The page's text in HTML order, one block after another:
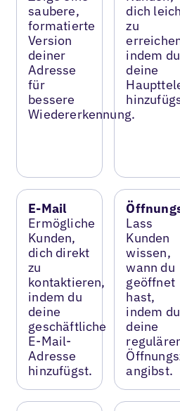
saubere,
formatierte
Version
deiner
Adresse
für
bessere
Wiedererkennung.
dich
zu
indem du
deine
E-Mail
Ermögliche
Kunden,
dich direkt
zu
kontaktieren,
indem du
deine
geschäftliche
E-Mail-
Adresse
hinzufügst.
Lass
Kunden
wissen,
wann du
geöffnet
hast,
indem du
deine
angibst.